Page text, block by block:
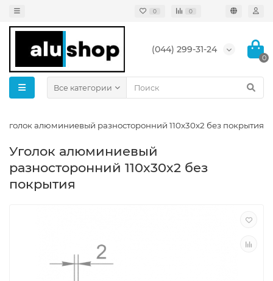
0 0
(044) 299-31-24
0
Все категории
Уголок алюминиевый разносторонний 110x30x2 без покрытия
Уголок алюминиевый
разносторонний 110x30x2 без
покрытия